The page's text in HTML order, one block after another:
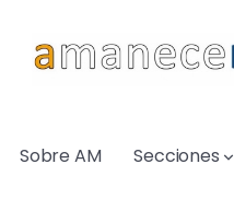
Sobre AM Secciones